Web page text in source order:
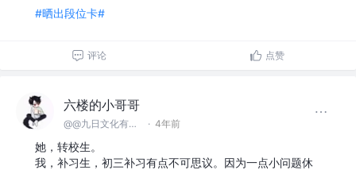
#晒出段位卡#
评论 点赞
六楼的小哥哥
@@九日文化有限 公司 · 4年前
她，转校生。
我，补习生，初三补习有点不可思议。因为一点小问题休